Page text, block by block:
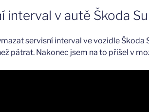
interval v autě Škoda
servisní interval ve vozidle Škoda
pátrat. Nakonec jsem na to přišel v